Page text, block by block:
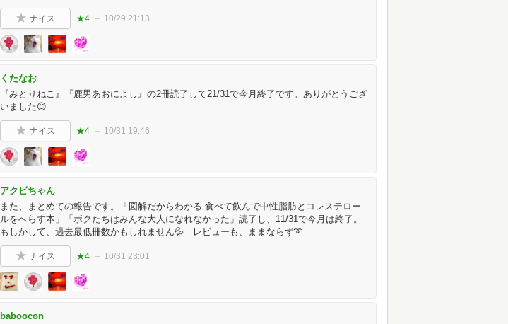
ナイス ★4 10/29 21:13
くたなお
『みとりねこ』『鹿男あおによし』の2冊読了して21/31で今月終了です。ありがとうござ
いました😊
ナイス ★4 10/31 19:46
アクビちゃん
また、まとめての報告です。「図解だからわかる 食べて飲んで中性脂肪とコレステロー
ルをへらす本」「ボクたちはみんな大人になれなかった」読了し、11/31で今月は終了。
もしかして、過去最低冊数かもしれません💦 レビューも、ままならず➰
ナイス ★4 10/31 23:01
baboocon